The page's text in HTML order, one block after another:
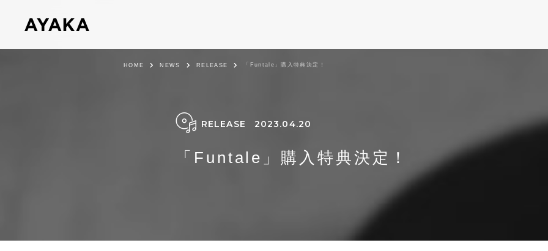
HOME NEWS RELEASE 「Funtale」購入特典決定！
RELEASE 2023.04.20
「Funtale」購入特典決定！